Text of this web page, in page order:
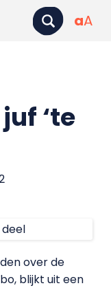
aA
‘te
deel
over de
blijkt uit een